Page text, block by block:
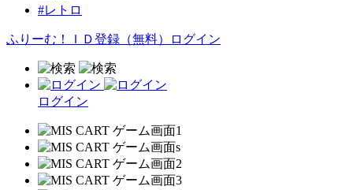
#レトロ
ふりーむ！ＩＤ登録（無料） ログイン
ログイン